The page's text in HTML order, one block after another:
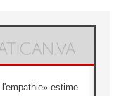
estime